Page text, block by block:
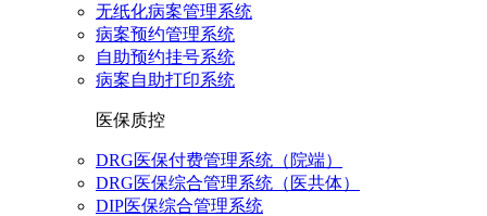
无纸化病案管理系统
病案预约管理系统
自助预约挂号系统
病案自助打印系统
医保质控
DRG医保付费管理系统（院端）
DRG医保综合管理系统（医共体）
DIP医保综合管理系统